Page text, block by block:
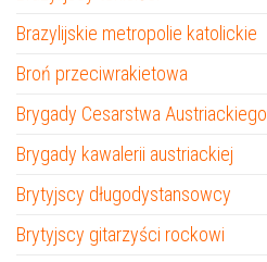
Brazylijskie metropolie katolickie
Broń przeciwrakietowa
Brygady Cesarstwa Austriackiego
Brygady kawalerii austriackiej
Brytyjscy długodystansowcy
Brytyjscy gitarzyści rockowi